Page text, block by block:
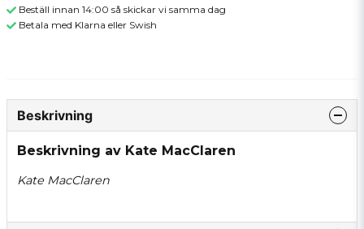
Beställ innan 14:00 så skickar vi samma dag
Betala med Klarna eller Swish
Beskrivning
Beskrivning av Kate MacClaren
Kate MacClaren